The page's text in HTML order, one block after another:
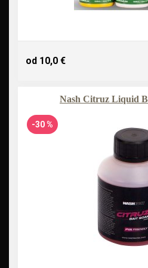
od 10,0 €
Nash Citruz Liquid
-30 %